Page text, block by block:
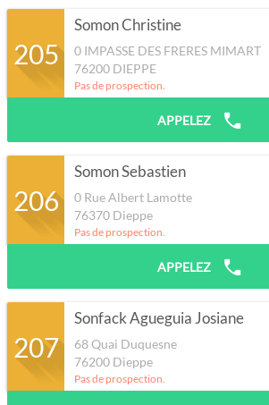
205
Somon Christine
0 IMPASSE DES FRERES MIMART
76200 DIEPPE
Pas de prospection.
APPELEZ
206
Somon Sebastien
0 Rue Albert Lamotte
76370 Dieppe
Pas de prospection.
APPELEZ
207
Sonfack Agueguia Josiane
68 Quai Duquesne
76200 Dieppe
Pas de prospection.